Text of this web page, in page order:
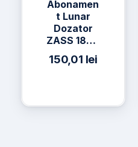
Abonamen
t Lunar
Dozator
ZASS 18CR
h2on 19L
150,01 lei